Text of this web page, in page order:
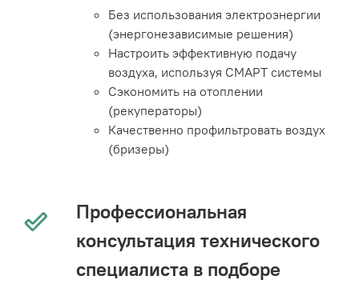
Без использования электроэнергии
(энергонезависимые решения)
Настроить эффективную подачу
воздуха, используя СМАРТ системы
Сэкономить на отоплении
(рекуператоры)
Качественно профильтровать воздух
(бризеры)
Профессиональная
консультация технического
специалиста в подборе